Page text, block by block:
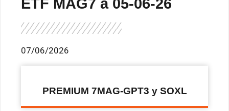
ETF MAG7 a 05-06-26
07/06/2026
PREMIUM 7MAG-GPT3 y SOXL